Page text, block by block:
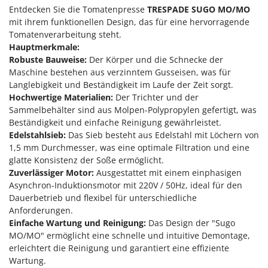
Klimaanlagen – Klimageräte
Knetmaschinen
Knochensägen
Kompressoren - elektrisch
Kompressoren für Ernte und Baumschnitt
Kreiseleggen
Küchenreiben - elektrisch
Kükenaufzuchtboxen
L
Laderampe aus Aluminium
Laubsauger - Laubbläser
Laubsauger auf Rädern
Luftentfeuchter
Luftkühler
E
Echo
EcoFlow
Edilmark
Effeuno
Einhell
Elegen
Energy Gruppi
Enotecnica Pillan
Eschenfelder
EuroMech
Eurosystems
F
FAC
Fama Industrie
Entdecken Sie die Tomatenpresse TRESPADE SUGO MO/MO
mit ihrem funktionellen Design, das für eine hervorragende
Tomatenverarbeitung steht.
Hauptmerkmale:
Robuste Bauweise: Der Körper und die Schnecke der
Maschine bestehen aus verzinntem Gusseisen, was für
Langlebigkeit und Beständigkeit im Laufe der Zeit sorgt.
Hochwertige Materialien: Der Trichter und der
Sammelbehälter sind aus Molpen-Polypropylen gefertigt, was
Beständigkeit und einfache Reinigung gewährleistet.
Edelstahlsieb: Das Sieb besteht aus Edelstahl mit Löchern von
1,5 mm Durchmesser, was eine optimale Filtration und eine
glatte Konsistenz der Soße ermöglicht.
Zuverlässiger Motor: Ausgestattet mit einem einphasigen
Asynchron-Induktionsmotor mit 220V / 50Hz, ideal für den
Dauerbetrieb und flexibel für unterschiedliche
Anforderungen.
Einfache Wartung und Reinigung: Das Design der "Sugo
MO/MO" ermöglicht eine schnelle und intuitive Demontage,
erleichtert die Reinigung und garantiert eine effiziente
Wartung.